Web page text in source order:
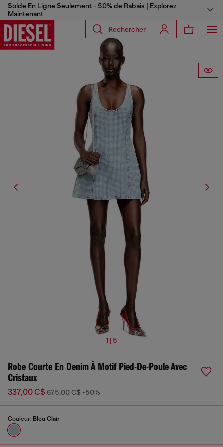
Solde En Ligne Seulement - 50% de Rabais | Explorez
Maintenant
Rechercher
1 | 5
Robe Courte En Denim À Motif Pied-De-Poule Avec
Cristaux
337,00 C$675,00 C$ -50%
Couleur: Bleu Clair